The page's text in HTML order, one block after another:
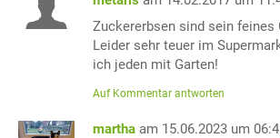
Zuckererbsen sind sein feines
Leider sehr teuer im
ich jeden mit Garten!
Auf Kommentar antworten
martha am 15.06.2023 um